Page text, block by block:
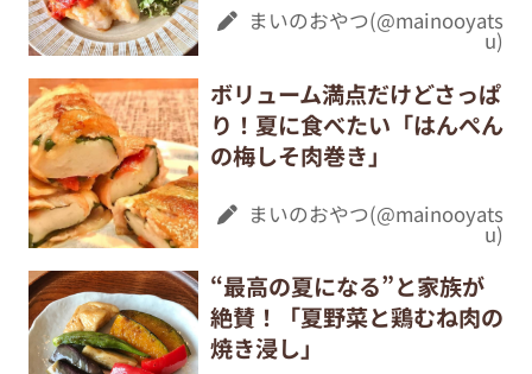
まいのおやつ(@mainooyats
u)
ボリューム満点だけどさっぱ
り！夏に食べたい「はんぺん
の梅しそ肉巻き」
まいのおやつ(@mainooyats
u)
“最高の夏になる”と家族が
絶賛！「夏野菜と鶏むね肉の
焼き浸し」